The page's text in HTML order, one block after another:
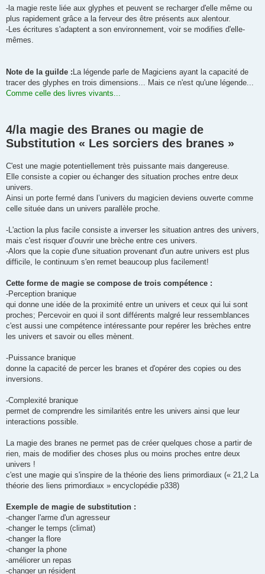
-la magie reste liée aux glyphes et peuvent se recharger d'elle même ou
plus rapidement grâce a la ferveur des être présents aux alentour.
-Les écritures s'adaptent a son environnement, voir se modifies d'elle-
mêmes.
Note de la guilde : La légende parle de Magiciens ayant la capacité de
tracer des glyphes en trois dimensions... Mais ce n'est qu'une légende...
Comme celle des livres vivants...
4/la magie des Branes ou magie de
Substitution « Les sorciers des branes »
C'est une magie potentiellement très puissante mais dangereuse.
Elle consiste a copier ou échanger des situation proches entre deux
univers.
Ainsi un porte fermé dans l’univers du magicien deviens ouverte comme
celle située dans un univers parallèle proche.
-L'action la plus facile consiste a inverser les situation antres des univers,
mais c'est risquer d’ouvrir une brèche entre ces univers.
-Alors que la copie d'une situation provenant d'un autre univers est plus
difficile, le continuum s'en remet beaucoup plus facilement!
Cette forme de magie se compose de trois compétence :
-Perception branique
qui donne une idée de la proximité entre un univers et ceux qui lui sont
proches; Percevoir en quoi il sont différents malgré leur ressemblances
c'est aussi une compétence intéressante pour repérer les brèches entre
les univers et savoir ou elles mènent.
-Puissance branique
donne la capacité de percer les branes et d'opérer des copies ou des
inversions.
-Complexité branique
permet de comprendre les similarités entre les univers ainsi que leur
interactions possible.
La magie des branes ne permet pas de créer quelques chose a partir de
rien, mais de modifier des choses plus ou moins proches entre deux
univers !
c'est une magie qui s'inspire de la théorie des liens primordiaux (« 21,2 La
théorie des liens primordiaux » encyclopédie p338)
Exemple de magie de substitution :
-changer l'arme d'un agresseur
-changer le temps (climat)
-changer la flore
-changer la phone
-améliorer un repas
-changer un résident